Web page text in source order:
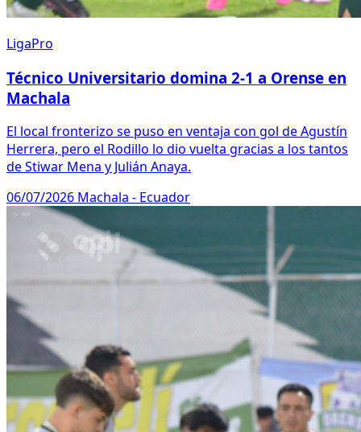
LigaPro
Técnico Universitario domina 2-1 a Orense en
Machala
El local fronterizo se puso en ventaja con gol de Agustín
Herrera, pero el Rodillo lo dio vuelta gracias a los tantos
de Stiwar Mena y Julián Anaya.
06/07/2026 Machala - Ecuador